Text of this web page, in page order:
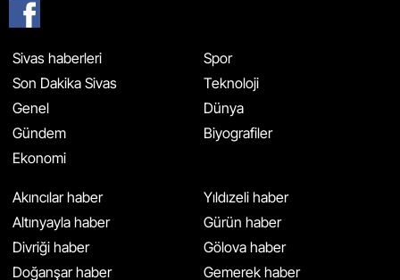
Sivas haberleri
Son Dakika Sivas
Genel
Gündem
Ekonomi
Spor
Teknoloji
Dünya
Biyografiler
Akıncılar haber
Altınyayla haber
Divriği haber
Doğanşar haber
Yıldızeli haber
Gürün haber
Gölova haber
Gemerek haber